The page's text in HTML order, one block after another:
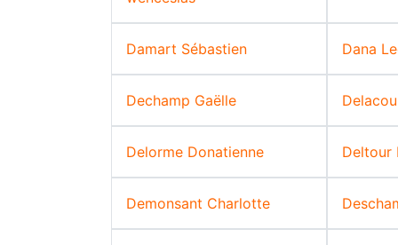
Damart Sébastien Dana
Dechamp Gaëlle
Delorme Donatienne Deltour
Demonsant Charlotte